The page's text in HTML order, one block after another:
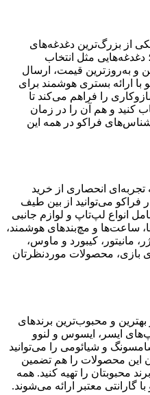
از بزرگ‌ترین دغدغه‌های
مثل انتخاب
و به‌روزترین قیمت، ارسال
ارائه بستری هوشمند برای
را فراهم می‌کند تا
کنید و هم آن را در زمان
فراکو در همه این
انحصاری از خرید
فراکو می‌توانید از بین طیف
انواع لپ‌تاپ و لوازم جانبی
ساعت‌ها و مچ‌بندهای هوشمند،
مانیتور، کیبورد و ماوس،
بازی، محصولات موردنظرتان
و محبوب‌ترین برندهای
ایسر، ایسوس و لنوو
و شیائومی را می‌توانید
این محصولات را هم تضمین
محبوبتان را تهیه کنید. همه
گارانتی معتبر ارائه می‌شوند.